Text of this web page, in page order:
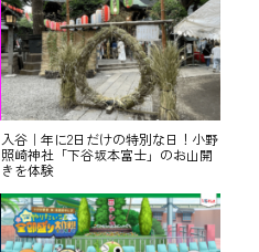
入谷｜年に2日だけの特別な日！小野
照崎神社「下谷坂本富士」のお山開
きを体験